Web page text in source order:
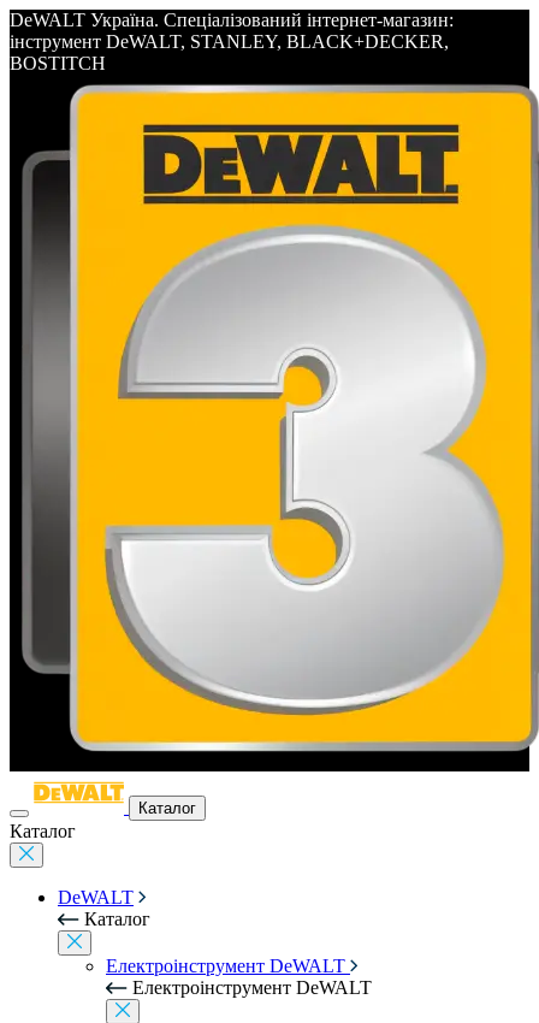
DeWALT Україна. Спеціалізований інтернет-магазин:
інструмент DeWALT, STANLEY, BLACK+DECKER,
BOSTITCH
Каталог
Каталог
DeWALT
Каталог
Електроінструмент DeWALT
Електроінструмент DeWALT